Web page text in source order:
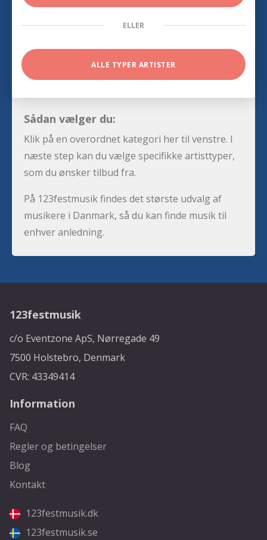
ELLER
ALLE TYPER ARTISTER
Sådan vælger du:
Klik på en overordnet kategori her til venstre. I
næste step kan du vælge specifikke artisttyper,
som du ønsker tilbud fra.
På 123festmusik findes det største udvalg af
musikere i Danmark, så du kan finde musik til
enhver anledning.
123festmusik
c/o Eventzone ApS, Nørregade 49
7500 Holstebro, Denmark
CVR: 43349414
Information
FAQ
Regler og betingelser
Blog
Kontakt
123festmusik.dk
123festmusik.se